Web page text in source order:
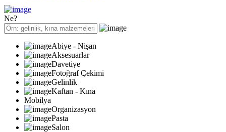
Ne?
Abiye - Nişan
Aksesuarlar
Davetiye
Fotoğraf Çekimi
Gelinlik
Kaftan - Kına
Mobilya
Organizasyon
Pasta
Salon